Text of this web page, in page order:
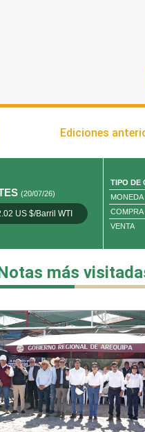
Ediciones
(20/07/26)
US $/Barril WTI Oro
TIPO DE
MONEDA
COMPRA
VENTA
más